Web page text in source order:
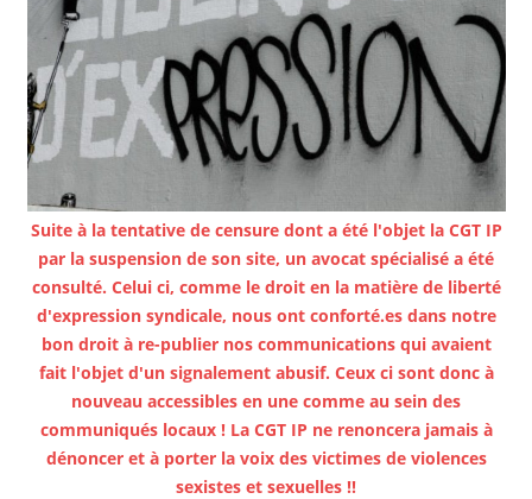
Suite à la tentative de censure dont a été l'objet la CGT IP
par la suspension de son site, un avocat spécialisé a été
consulté. Celui ci, comme le droit en la matière de liberté
d'expression syndicale, nous ont conforté.es dans notre
bon droit à re-publier nos communications qui avaient
fait l'objet d'un signalement abusif. Ceux ci sont donc à
nouveau accessibles en une comme au sein des
communiqués locaux ! La CGT IP ne renoncera jamais à
dénoncer et à porter la voix des victimes de violences
sexistes et sexuelles !!